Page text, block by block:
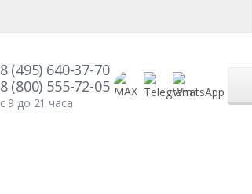
8 (495) 640-37-70
8 (800) 555-72-05
с 9 до 21 часа